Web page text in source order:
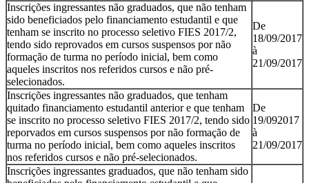
Inscrições ingressantes não graduados, que não tenham
sido beneficiados pelo financiamento estudantil e que
tenham se inscrito no processo seletivo FIES 2017/2,
tendo sido reprovados em cursos suspensos por não
formação de turma no período inicial, bem como
aqueles inscritos nos referidos cursos e não pré-
selecionados.
De
18/09/2017
à
21/09/2017
Inscrições ingressantes não graduados, que tenham
quitado financiamento estudantil anterior e que tenham
se inscrito no processo seletivo FIES 2017/2, tendo sido
reporvados em cursos suspensos por não formação de
turma no período inicial, bem como aqueles inscritos
nos referidos cursos e não pré-selecionados.
De
19/092017
à
21/09/2017
Inscrições ingressantes graduados, que não tenham sido